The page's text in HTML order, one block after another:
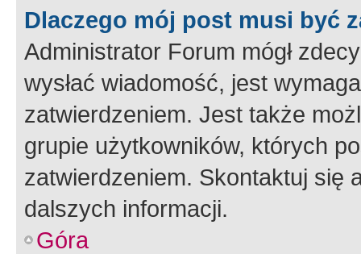
Dlaczego mój post musi być
Administrator Forum mógł
wysłać wiadomość, jest
zatwierdzeniem. Jest także
grupie użytkowników, których
zatwierdzeniem. Skontaktuj się
dalszych informacji.
Góra